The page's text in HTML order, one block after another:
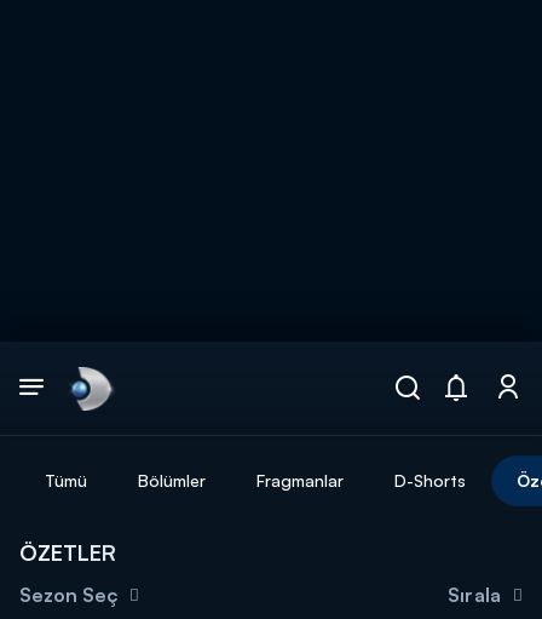
DİĞER SONUÇLAR
Tümü Bölümler Fragmanlar D-Shorts
ÖZETLER
Sezon Seç Sırala